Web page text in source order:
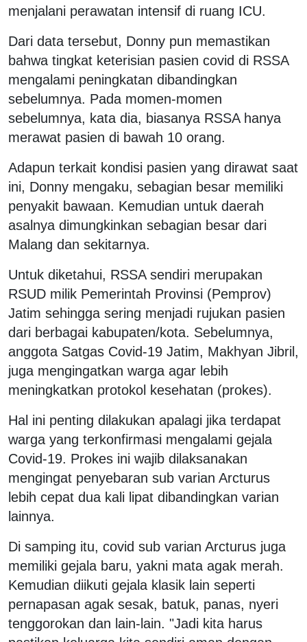
menjalani perawatan intensif di ruang ICU.
Dari data tersebut, Donny pun memastikan
bahwa tingkat keterisian pasien covid di RSSA
mengalami peningkatan dibandingkan
sebelumnya. Pada momen-momen
sebelumnya, kata dia, biasanya RSSA hanya
merawat pasien di bawah 10 orang.
Adapun terkait kondisi pasien yang dirawat saat
ini, Donny mengaku, sebagian besar memiliki
penyakit bawaan. Kemudian untuk daerah
asalnya dimungkinkan sebagian besar dari
Malang dan sekitarnya.
Untuk diketahui, RSSA sendiri merupakan
RSUD milik Pemerintah Provinsi (Pemprov)
Jatim sehingga sering menjadi rujukan pasien
dari berbagai kabupaten/kota. Sebelumnya,
anggota Satgas Covid-19 Jatim, Makhyan Jibril,
juga mengingatkan warga agar lebih
meningkatkan protokol kesehatan (prokes).
Hal ini penting dilakukan apalagi jika terdapat
warga yang terkonfirmasi mengalami gejala
Covid-19. Prokes ini wajib dilaksanakan
mengingat penyebaran sub varian Arcturus
lebih cepat dua kali lipat dibandingkan varian
lainnya.
Di samping itu, covid sub varian Arcturus juga
memiliki gejala baru, yakni mata agak merah.
Kemudian diikuti gejala klasik lain seperti
pernapasan agak sesak, batuk, panas, nyeri
tenggorokan dan lain-lain. "Jadi kita harus